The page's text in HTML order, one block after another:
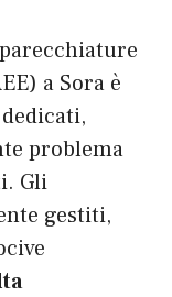
a Sora è
problema
Gli
gestiti,